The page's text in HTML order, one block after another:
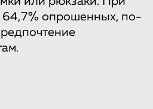
64,7% опрошенных, по-